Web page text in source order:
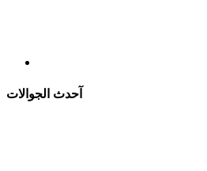
آحدث الجوالات